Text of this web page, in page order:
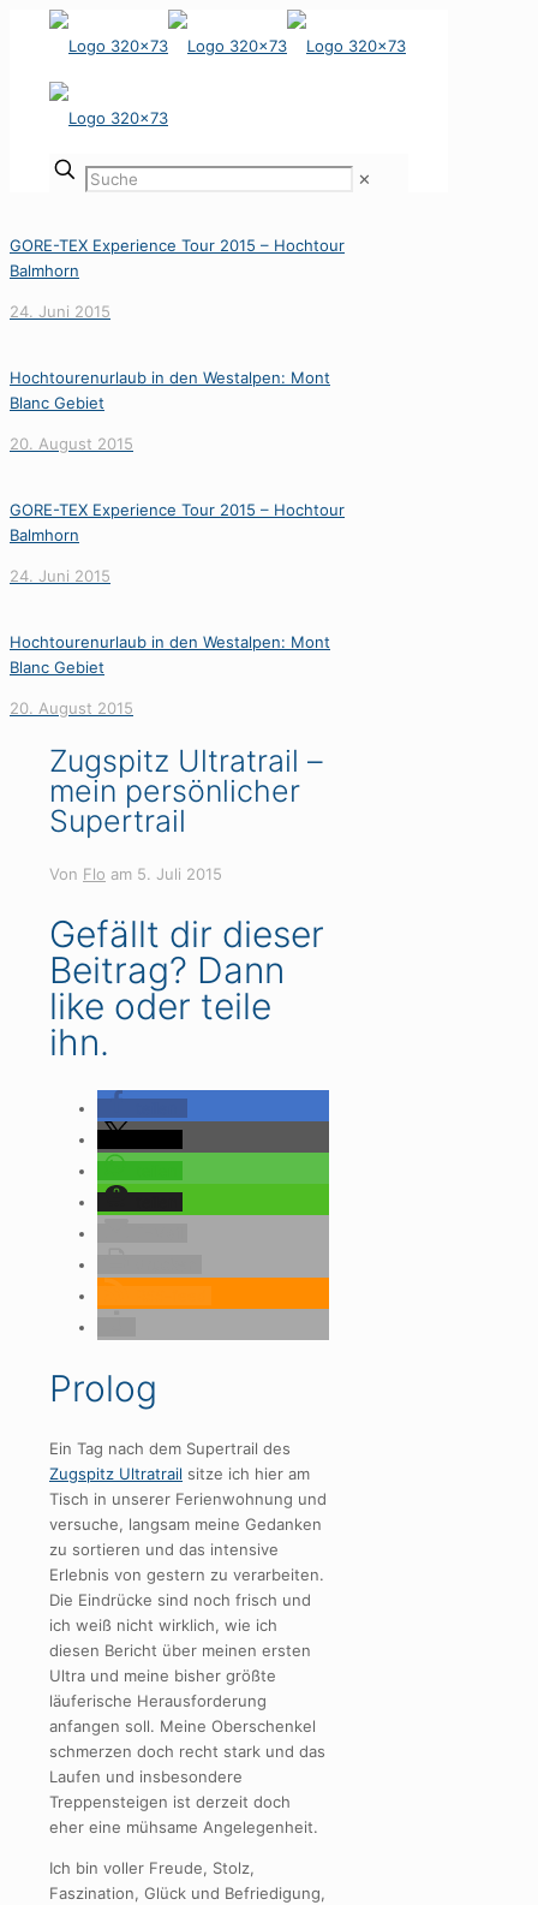
✕
GORE-TEX Experience Tour 2015 – Hochtour
Balmhorn
24. Juni 2015
Hochtourenurlaub in den Westalpen: Mont
Blanc Gebiet
20. August 2015
GORE-TEX Experience Tour 2015 – Hochtour
Balmhorn
24. Juni 2015
Hochtourenurlaub in den Westalpen: Mont
Blanc Gebiet
20. August 2015
Zugspitz Ultratrail –
mein persönlicher
Supertrail
Von Flo am 5. Juli 2015
Gefällt dir dieser
Beitrag? Dann
like oder teile
ihn.
Prolog
Ein Tag nach dem Supertrail des
Zugspitz Ultratrail sitze ich hier am
Tisch in unserer Ferienwohnung und
versuche, langsam meine Gedanken
zu sortieren und das intensive
Erlebnis von gestern zu verarbeiten.
Die Eindrücke sind noch frisch und
ich weiß nicht wirklich, wie ich
diesen Bericht über meinen ersten
Ultra und meine bisher größte
läuferische Herausforderung
anfangen soll. Meine Oberschenkel
schmerzen doch recht stark und das
Laufen und insbesondere
Treppensteigen ist derzeit doch
eher eine mühsame Angelegenheit.
Ich bin voller Freude, Stolz,
Faszination, Glück und Befriedigung,